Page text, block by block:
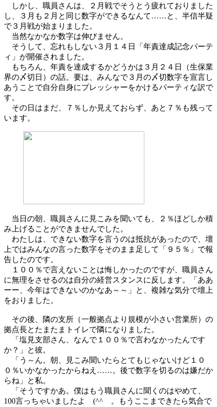
しかし、職員さんは、２月戦でそうとう疲れておりました
し、３月も２月と同じ数字ができるなんて……と、半信半疑
で３月戦が始まりました。
当然なかなか数字は伸びません。
そうして、忘れもしない３月１４日「年責達成記念パーテ
ィ」が開催されました。
もちろん、年責を達成するかどうかは３月２４日（生保業
界の〆切日）の話。要は、みんなで３月の〆切数字を宣言し
あうことで自分自身にプレッシャーをかけるパーティな訳で
す。
その日はまだ、７％しか見えておらず、あと７％も残って
います。
当日の朝、職員さんに見こみを聞いても、２％ほどしか積
み上げることができませんでした。
わたしは、できない数字を言うのは抵抗があったので、壇
上ではみんなの言った数字をそのまま足して「９５％」で報
告したのです。
１００％で言えないことは悔しかったのですが、職員さん
に無理をさせるのは自分の経営スタンスに反します。「ああ
ーー、今年はできないのかなあ～～」と、複雑な気分で壇上
をおりました。
その後、隣の支所（一般拠点より規模が小さい営業所）の
拠点長とたまたまトイレで隣になりました。
「塩見支部さん、なんで１００％で言わなかったんです
か？」と彼。
「う～ん。朝、見こみ聞いたらとてもじゃないけど１０
０％いかなかったからねえ……。後で数字を切るのは嫌だか
らね」と私。
「そうですかあ。僕はもう職員さんに聞くのはやめて、
100言っちゃいましたよ (^^ゞ。もうここまできたら気合で